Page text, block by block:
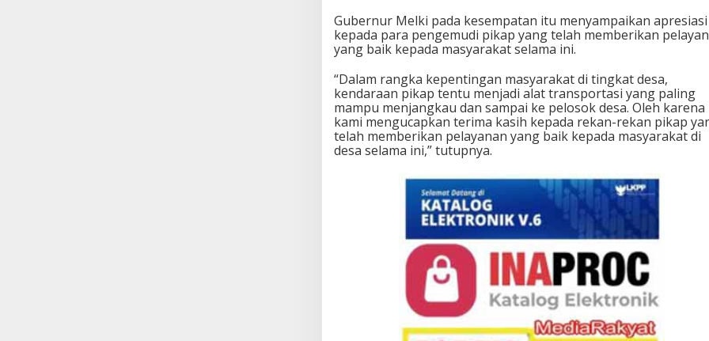
Gubernur Melki pada kesempatan itu menyampaikan apresiasi
kepada para pengemudi pikap yang telah memberikan
yang baik kepada masyarakat selama ini.
“Dalam rangka kepentingan masyarakat di tingkat desa,
kendaraan pikap tentu menjadi alat transportasi yang paling
mampu menjangkau dan sampai ke pelosok desa. Oleh karena
kami mengucapkan terima kasih kepada rekan-rekan pikap
telah memberikan pelayanan yang baik kepada masyarakat di
desa selama ini,” tutupnya.